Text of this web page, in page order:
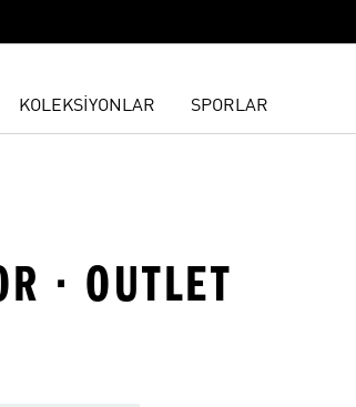
KOLEKSİYONLAR SPORLAR
· OUTLET